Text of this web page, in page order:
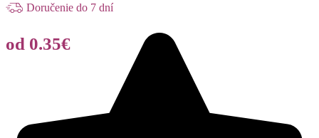
Doručenie do 7 dní
od 0.35€